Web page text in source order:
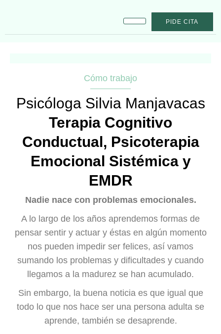
PIDE CITA
Cómo trabajo
Psicóloga Silvia Manjavacas
Terapia Cognitivo
Conductual, Psicoterapia
Emocional Sistémica y
EMDR
Nadie nace con problemas emocionales.
A lo largo de los años aprendemos formas de
pensar sentir y actuar y éstas en algún momento
nos pueden impedir ser felices, así vamos
sumando los problemas y dificultades y cuando
llegamos a la madurez se han acumulado.
Sin embargo, la buena noticia es que igual que
todo lo que nos hace ser una persona adulta se
aprende, también se desaprende.